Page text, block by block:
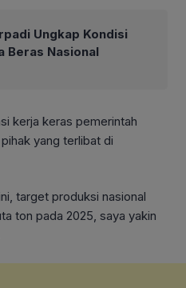
Ungkap Kondisi
Beras Nasional
kerja keras pemerintah
yang terlibat di
target produksi nasional
ton pada 2025, saya yakin